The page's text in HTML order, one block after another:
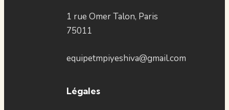
1 rue Omer Talon, Paris
75011
equipetmpiyeshiva@gmail.com
Légales